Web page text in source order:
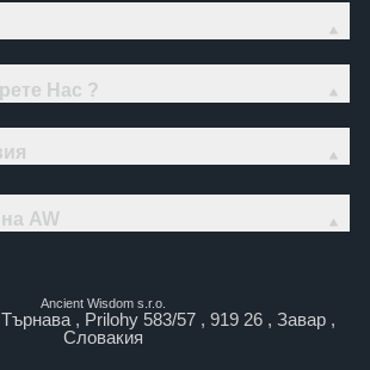
Нас ?
AW
Ancient Wisdom s.r.o.
, Prilohy 583/57 , 919 26 , Завар ,
Словакия